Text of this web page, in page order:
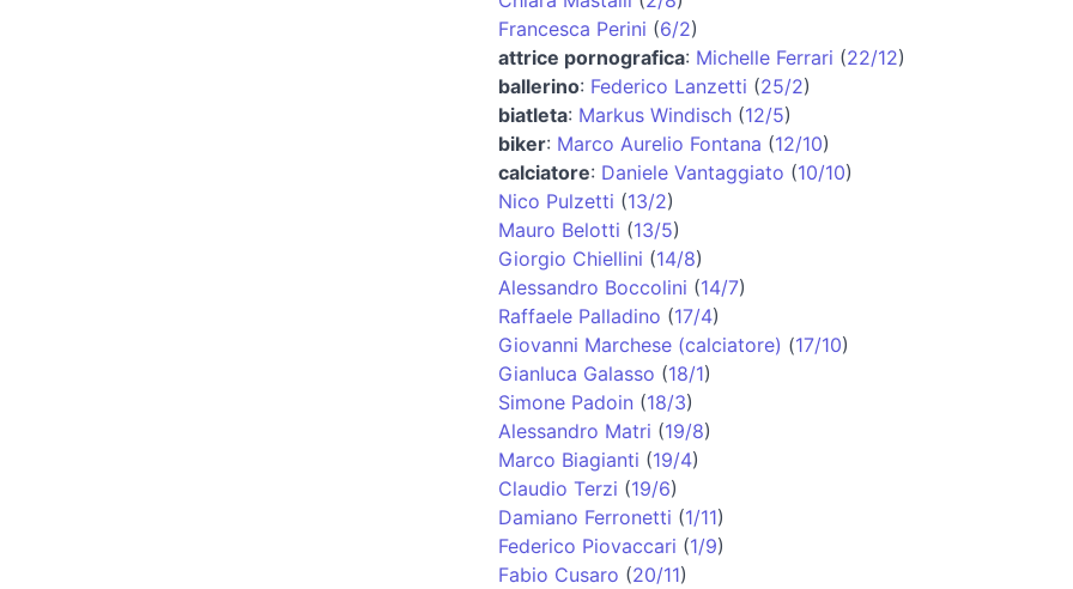
Francesca Perini (6/2)
attrice pornografica: Michelle Ferrari (22/12)
ballerino: Federico Lanzetti (25/2)
biatleta: Markus Windisch (12/5)
biker: Marco Aurelio Fontana (12/10)
calciatore: Daniele Vantaggiato (10/10)
Nico Pulzetti (13/2)
Mauro Belotti (13/5)
Giorgio Chiellini (14/8)
Alessandro Boccolini (14/7)
Raffaele Palladino (17/4)
Giovanni Marchese (calciatore) (17/10)
Gianluca Galasso (18/1)
Simone Padoin (18/3)
Alessandro Matri (19/8)
Marco Biagianti (19/4)
Claudio Terzi (19/6)
Damiano Ferronetti (1/11)
Federico Piovaccari (1/9)
Fabio Cusaro (20/11)